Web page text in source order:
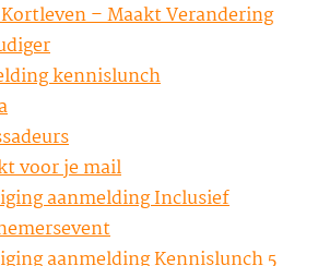
– Maakt Verandering
kennislunch
voor je mail
aanmelding Inclusief
aanmelding Kennislunch 5